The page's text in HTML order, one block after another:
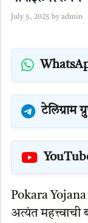
July 5, 2025 by admin
टेलिग्राम
Pokara
अत्यंत महत्त्वाची